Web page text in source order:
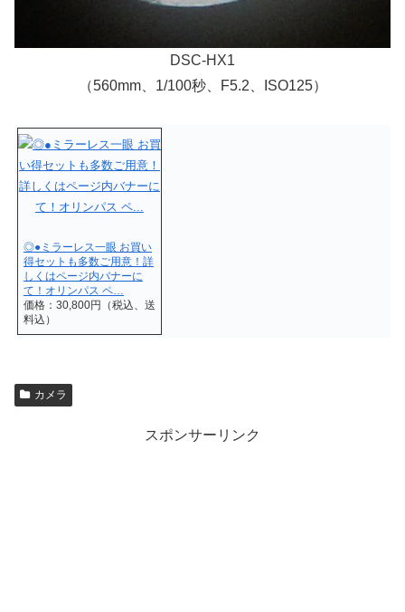
DSC-HX1
（560mm、1/100秒、F5.2、ISO125）
◎●ミラーレス一眼 お買い
得セットも多数ご用意！詳
しくはページ内バナーに
て！オリンパス ペ…
価格：30,800円（税込、送
料込）
カメラ
スポンサーリンク